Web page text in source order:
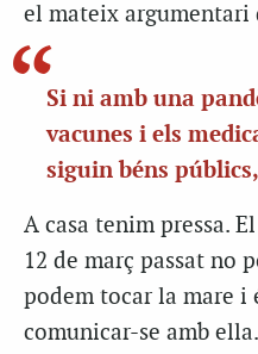
el mateix argumentari
Si ni amb una
vacunes i els
siguin béns
A casa tenim pressa.
12 de març passat no
podem tocar la mare i
comunicar-se amb